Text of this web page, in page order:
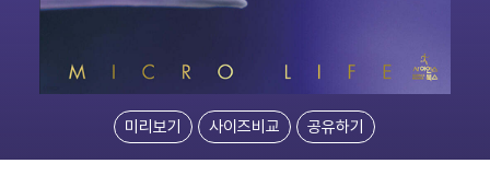
미리보기 사이즈비교 공유하기